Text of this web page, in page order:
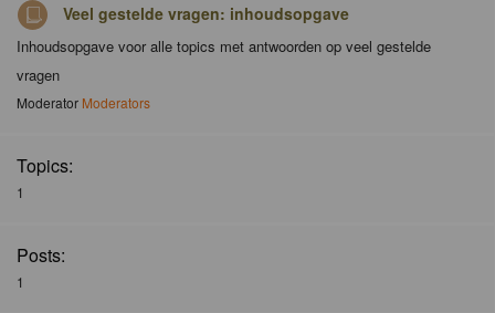
Veel gestelde vragen: inhoudsopgave
Inhoudsopgave voor alle topics met antwoorden op veel gestelde
vragen
Moderator Moderators
Topics:
1
Posts:
1